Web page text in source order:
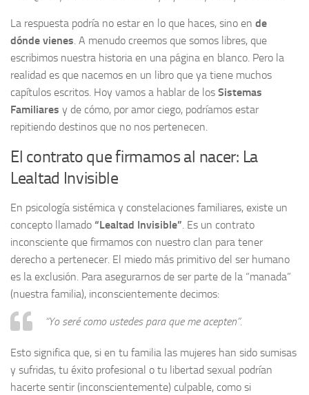
La respuesta podría no estar en lo que haces, sino en de
dónde vienes . A menudo creemos que somos libres, que
escribimos nuestra historia en una página en blanco. Pero la
realidad es que nacemos en un libro que ya tiene muchos
capítulos escritos. Hoy vamos a hablar de los Sistemas
Familiares y de cómo, por amor ciego, podríamos estar
repitiendo destinos que no nos pertenecen.
El contrato que firmamos al nacer: La
Lealtad Invisible
En psicología sistémica y constelaciones familiares, existe un
concepto llamado “Lealtad Invisible” . Es un contrato
inconsciente que firmamos con nuestro clan para tener
derecho a pertenecer. El miedo más primitivo del ser humano
es la exclusión. Para asegurarnos de ser parte de la “manada”
(nuestra familia), inconscientemente decimos:
“Yo seré como ustedes para que me acepten”.
Esto significa que, si en tu familia las mujeres han sido sumisas
y sufridas, tu éxito profesional o tu libertad sexual podrían
hacerte sentir (inconscientemente) culpable, como si